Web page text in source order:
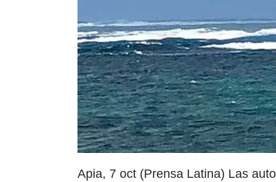
Apia, 7 oct (Prensa Latina) Las